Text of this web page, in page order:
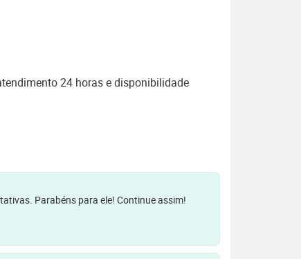
24 horas e disponibilidade
Parabéns para ele! Continue assim!